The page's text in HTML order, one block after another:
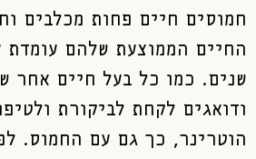
חמוסים חיים פחות מכלבים
שנים. כמו כל בעל חיים אחר
ודואגים לקחת לביקורת
הוטרינר, כך גם עם החמוס.